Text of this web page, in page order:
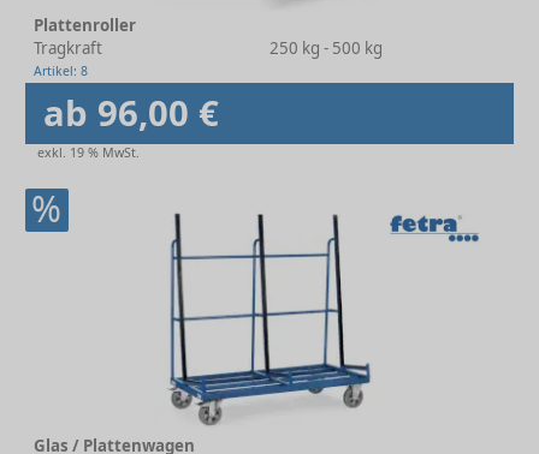
Plattenroller
Tragkraft
250 kg - 500 kg
Artikel: 8
ab 96,00 €
exkl. 19 % MwSt.
%
Glas / Plattenwagen